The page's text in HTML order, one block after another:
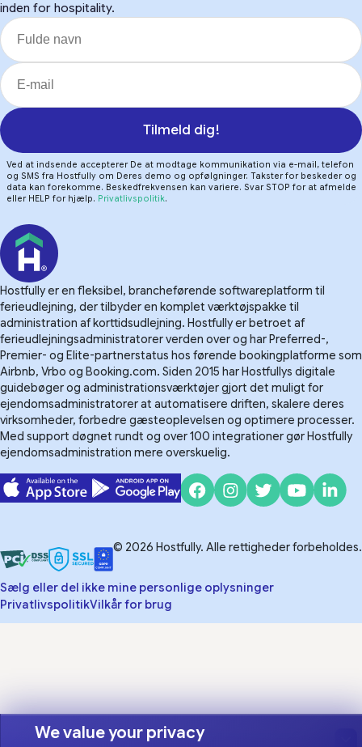
We value your privacy
inden for hospitality.
Tilmeld dig!
Ved at indsende accepterer De at modtage kommunikation via e-mail, telefon
og SMS fra Hostfully om Deres demo og opfølgninger. Takster for beskeder og
data kan forekomme. Beskedfrekvensen kan variere. Svar STOP for at afmelde
eller HELP for hjælp. Privatlivspolitik.
Hostfully er en fleksibel, brancheførende softwareplatform til
ferieudlejning, der tilbyder en komplet værktøjspakke til
administration af korttidsudlejning. Hostfully er betroet af
ferieudlejningsadministratorer verden over og har Preferred-,
Premier- og Elite-partnerstatus hos førende bookingplatforme som
Airbnb, Vrbo og Booking.com. Siden 2015 har Hostfullys digitale
guidebøger og administrationsværktøjer gjort det muligt for
ejendomsadministratorer at automatisere driften, skalere deres
virksomheder, forbedre gæsteoplevelsen og optimere processer.
Med support døgnet rundt og over 100 integrationer gør Hostfully
ejendomsadministration mere overskuelig.
© 2026 Hostfully. Alle rettigheder forbeholdes.
Sælg eller del ikke mine personlige oplysninger
PrivatlivspolitikVilkår for brug